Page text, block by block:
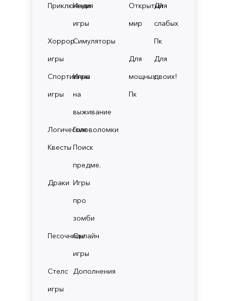
Приключения
Инди
игры
Хоррор
игры
Симуляторы
Спортивные
игры
Игры
на
выживание
ЛогическиеГоловоломки
Квесты Поиск
предме.
Драки Игры
про
зомби
ПесочницыОнлайн
игры
Стелс
игры
Дополнения
Открытый
мир
Для
слабых
Пк
Для
мощных
Пк
Для
двоих!